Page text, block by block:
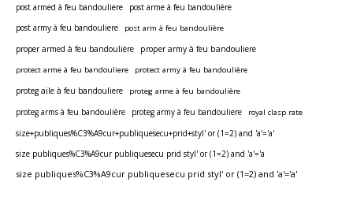
post armed à feu bandouliere
post arme à feu bandoulière
post army à feu bandouliere
post arm à feu bandoulière
proper armed à feu bandoulière proper army à feu bandouliere
protect arme à feu bandouliere protect army à feu bandoulière
proteg aile à feu bandouliere proteg arme à feu bandoulière
proteg arms à feu bandoulière proteg army à feu bandouliere royal clasp rate
size+publiques%C3%A9cur+publiquesecu+prid+styl' or (1=2) and 'a'='a'
size publiques%C3%A9cur publiquesecu prid styl' or (1=2) and 'a'='a
size publiques%C3%A9cur publiquesecu prid styl' or (1=2) and 'a'='a'